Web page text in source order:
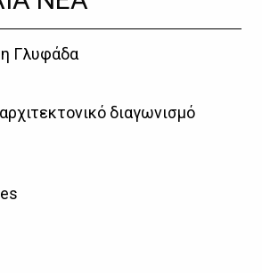
Γλυφάδα
διαγωνισμό